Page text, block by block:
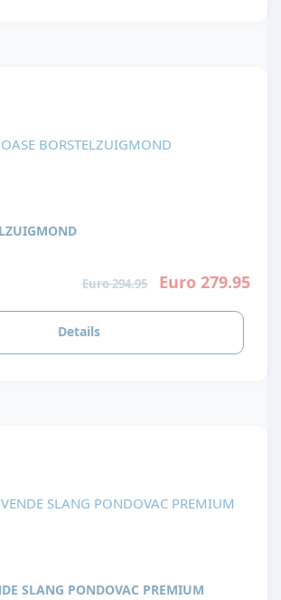
Euro 294.95 Euro 279.95
Details
SLANG PONDOVAC PREMIUM